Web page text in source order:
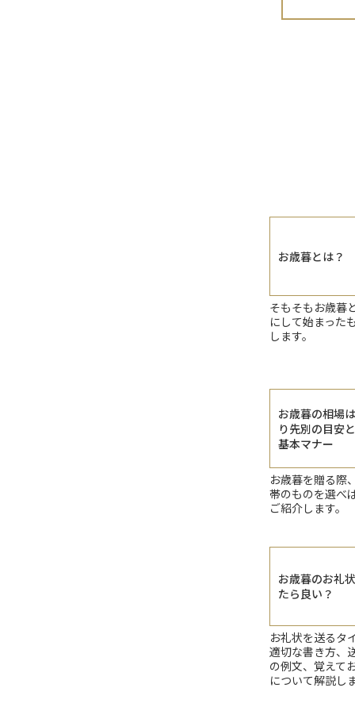
お歳暮とは？
そもそもお歳暮
にして始まった
します。
お歳暮の相場
り先別の目安
基本マナー
お歳暮を贈る際
帯のものを選べ
ご紹介します。
お歳暮のお礼
たら良い？
お礼状を送るタ
適切な書き方、
の例文、覚えて
について解説し